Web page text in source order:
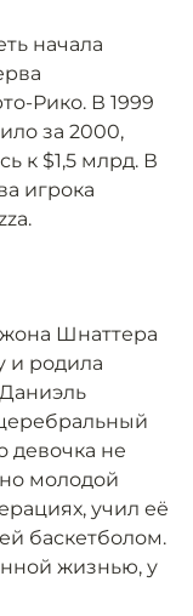
начала
Рико. В 1999
за 2000,
к $1,5 млрд. В
игрока
Шнаттера
и родила
девочка не
молодой
учил её
баскетболом.
жизнью, у